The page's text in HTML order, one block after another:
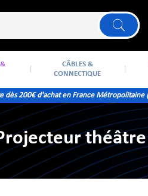
&
CÂBLES &
CONNECTIQUE
dès 200€ d'achat en France Métropolitaine
théâtre